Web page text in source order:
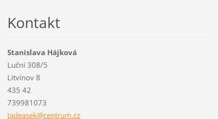
Kontakt
Stanislava Hájková
Luční 308/5
Litvínov 8
435 42
739981073
tadeasek@centrum.cz